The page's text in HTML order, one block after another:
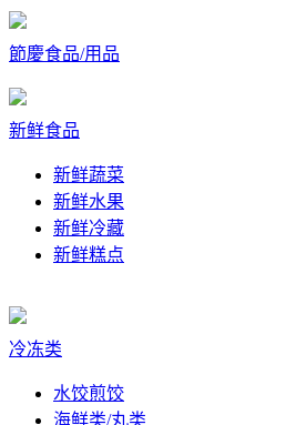
節慶食品/用品
新鲜食品
新鲜蔬菜
新鲜水果
新鲜冷藏
新鲜糕点
冷冻类
水饺煎饺
海鲜类/丸类